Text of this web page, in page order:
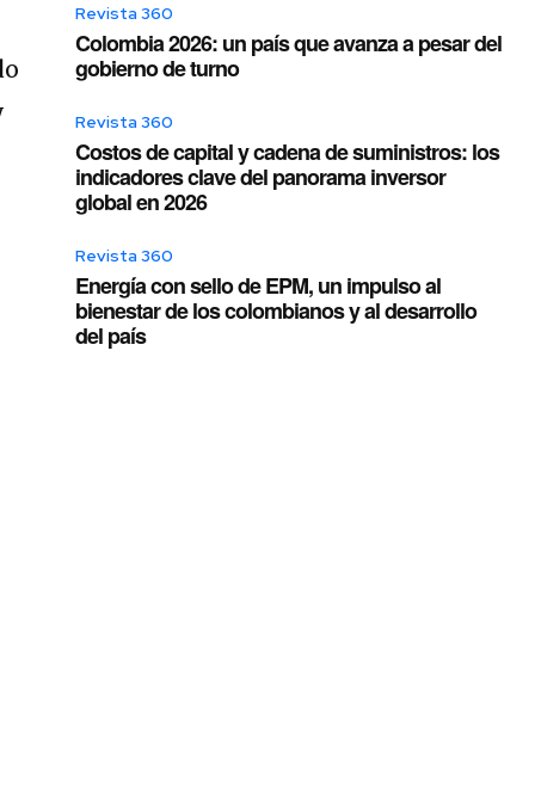
Revista 360
Colombia 2026: un país que avanza a pesar del
gobierno de turno
Revista 360
Costos de capital y cadena de suministros: los
indicadores clave del panorama inversor
global en 2026
Revista 360
Energía con sello de EPM, un impulso al
bienestar de los colombianos y al desarrollo
del país